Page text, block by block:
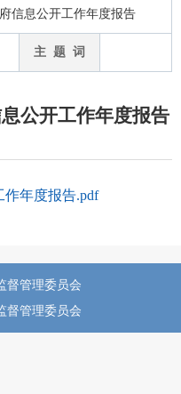
信息公开工作年度报告
主 题 词
公开工作年度报告
作年度报告.pdf
督管理委员会
督管理委员会